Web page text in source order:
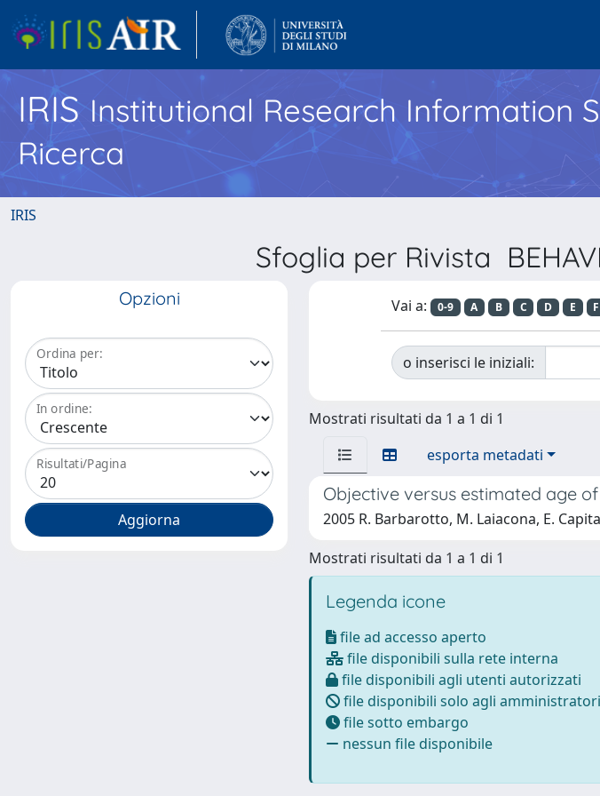
IRISInstitutional Research Information
Ricerca
IRIS
Sfoglia per Rivista
Opzioni
Ordina per:
In ordine:
Risultati/Pagina
Vai a: 0-9 A B C D E F
o inserisci le iniziali:
Mostrati risultati da 1 a 1 di 1
esporta metadati
Objective versus estimated age
2005 R. Barbarotto, M. Laiacona, E.
Mostrati risultati da 1 a 1 di 1
Legenda icone
file ad accesso aperto
file disponibili sulla rete interna
file disponibili agli utenti autorizzati
file disponibili solo agli amministratori
file sotto embargo
nessun file disponibile